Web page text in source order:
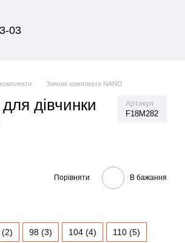
03
Зимові комплекти NANO
дівчинки
Артикул
F18M282
Порівняти В бажання
(2) 98 (3) 104 (4) 110 (5)